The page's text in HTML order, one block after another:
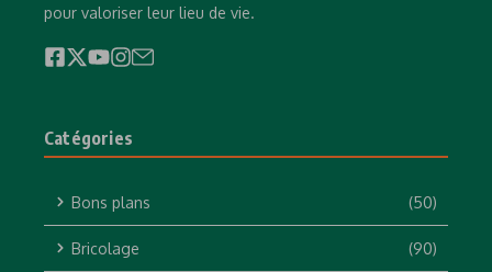
pour valoriser leur lieu de vie.
Catégories
Bons plans (50)
Bricolage (90)